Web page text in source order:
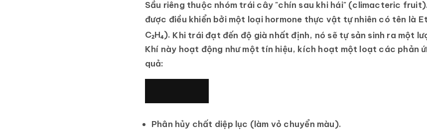
Sầu riêng thuộc nhóm trái cây "chín sau khi hái" (climacteric
được điều khiển bởi một loại hormone thực vật tự nhiên có tên là
C₂H₄). Khi trái đạt đến độ già nhất định, nó sẽ tự sản sinh ra một
Khí này hoạt động như một tín hiệu, kích hoạt một loạt các phản
quả:
Phân hủy chất diệp lục (làm vỏ chuyển màu).